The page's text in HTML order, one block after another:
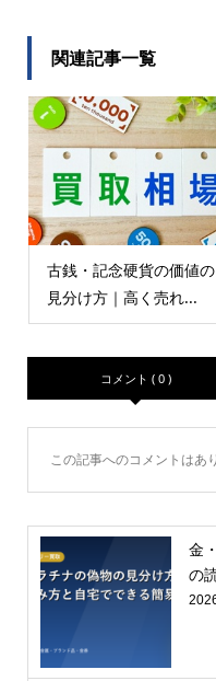
関連記事一覧
古銭・記念硬貨の価値の
見分け方｜高く売れ...
コメント ( 0 )
この記事へのコメントはあ
金
の